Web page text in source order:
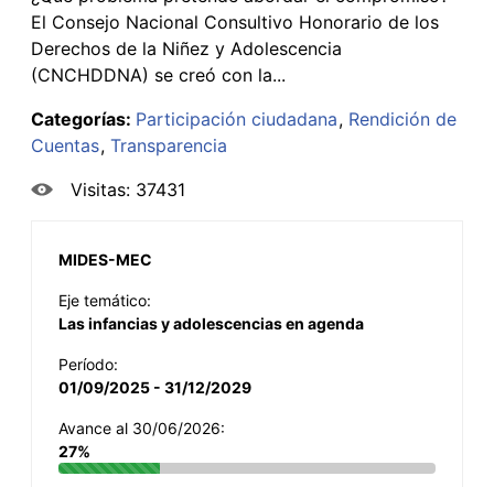
El Consejo Nacional Consultivo Honorario de los
Derechos de la Niñez y Adolescencia
(CNCHDDNA) se creó con la...
Categorías: Participación ciudadana Rendición de
Cuentas Transparencia
Visitas: 37431
MIDES-MEC
Eje temático:
Las infancias y adolescencias en agenda
Período:
01/09/2025 - 31/12/2029
Avance al 30/06/2026:
27%